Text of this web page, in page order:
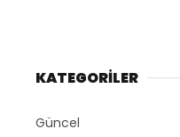
KATEGORİLER
Güncel